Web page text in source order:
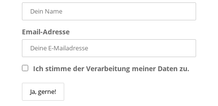
Email-Adresse
Ich stimme der Verarbeitung meiner Daten zu.